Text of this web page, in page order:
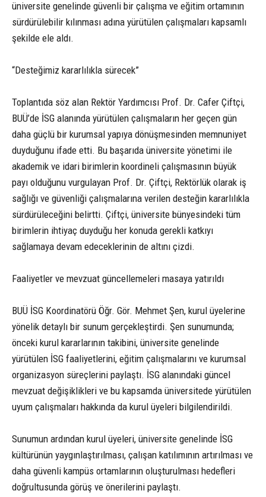
üniversite genelinde güvenli bir çalışma ve eğitim ortamının
sürdürülebilir kılınması adına yürütülen çalışmaları kapsamlı
şekilde ele aldı.
“Desteğimiz kararlılıkla sürecek”
Toplantıda söz alan Rektör Yardımcısı Prof. Dr. Cafer Çiftçi,
BUÜ’de İSG alanında yürütülen çalışmaların her geçen gün
daha güçlü bir kurumsal yapıya dönüşmesinden memnuniyet
duyduğunu ifade etti. Bu başarıda üniversite yönetimi ile
akademik ve idari birimlerin koordineli çalışmasının büyük
payı olduğunu vurgulayan Prof. Dr. Çiftçi, Rektörlük olarak iş
sağlığı ve güvenliği çalışmalarına verilen desteğin kararlılıkla
sürdürüleceğini belirtti. Çiftçi, üniversite bünyesindeki tüm
birimlerin ihtiyaç duyduğu her konuda gerekli katkıyı
sağlamaya devam edeceklerinin de altını çizdi.
Faaliyetler ve mevzuat güncellemeleri masaya yatırıldı
BUÜ İSG Koordinatörü Öğr. Gör. Mehmet Şen, kurul üyelerine
yönelik detaylı bir sunum gerçekleştirdi. Şen sunumunda;
önceki kurul kararlarının takibini, üniversite genelinde
yürütülen İSG faaliyetlerini, eğitim çalışmalarını ve kurumsal
organizasyon süreçlerini paylaştı. İSG alanındaki güncel
mevzuat değişiklikleri ve bu kapsamda üniversitede yürütülen
uyum çalışmaları hakkında da kurul üyeleri bilgilendirildi.
Sunumun ardından kurul üyeleri, üniversite genelinde İSG
kültürünün yaygınlaştırılması, çalışan katılımının artırılması ve
daha güvenli kampüs ortamlarının oluşturulması hedefleri
doğrultusunda görüş ve önerilerini paylaştı.